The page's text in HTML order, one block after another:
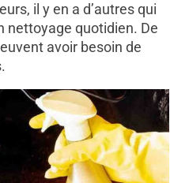
il y en a d’autres qui
nettoyage quotidien. De
avoir besoin de